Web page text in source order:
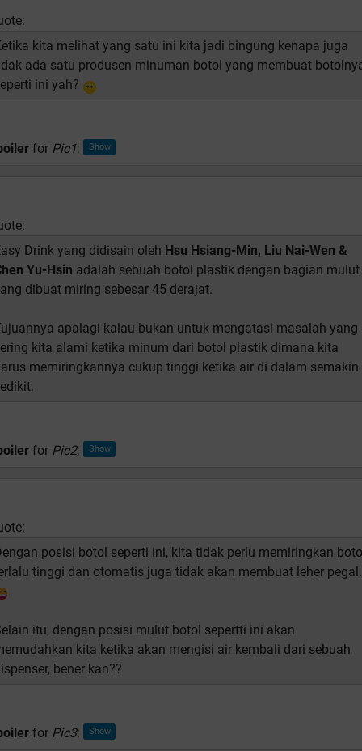
kita melihat yang satu ini kita jadi bingung kenapa juga
ada satu produsen minuman botol yang membuat
ini yah?
for Pic1:
Drink yang didisain oleh Hsu Hsiang-Min, Liu Nai-Wen &
Yu-Hsin adalah sebuah botol plastik dengan bagian mulut
dibuat miring sebesar 45 derajat.
apalagi kalau bukan untuk mengatasi masalah yang
kita alami ketika minum dari botol plastik dimana kita
memiringkannya cukup tinggi ketika air di dalam semakin
for Pic2:
posisi botol seperti ini, kita tidak perlu memiringkan
tinggi dan otomatis juga tidak akan membuat leher pegal.
itu, dengan posisi mulut botol sepertti ini akan
kita ketika akan mengisi air kembali dari sebuah
bener kan??
for Pic3: